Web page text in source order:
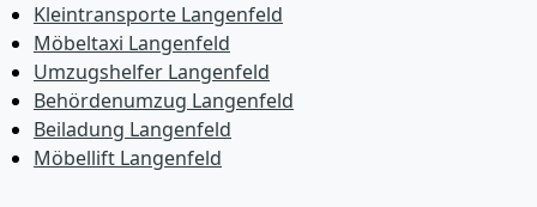
Kleintransporte Langenfeld
Möbeltaxi Langenfeld
Umzugshelfer Langenfeld
Behördenumzug Langenfeld
Beiladung Langenfeld
Möbellift Langenfeld